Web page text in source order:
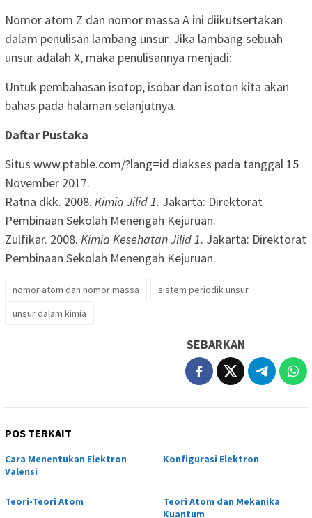
Nomor atom Z dan nomor massa A ini diikutsertakan
dalam penulisan lambang unsur. Jika lambang sebuah
unsur adalah X, maka penulisannya menjadi:
Untuk pembahasan isotop, isobar dan isoton kita akan
bahas pada halaman selanjutnya.
Daftar Pustaka
Situs www.ptable.com/?lang=id diakses pada tanggal 15
November 2017.
Ratna dkk. 2008. Kimia Jilid 1. Jakarta: Direktorat
Pembinaan Sekolah Menengah Kejuruan.
Zulfikar. 2008. Kimia Kesehatan Jilid 1. Jakarta: Direktorat
Pembinaan Sekolah Menengah Kejuruan.
nomor atom dan nomor massa
sistem periodik unsur
unsur dalam kimia
SEBARKAN
POS TERKAIT
Cara Menentukan Elektron
Valensi
Konfigurasi Elektron
Teori-Teori Atom
Teori Atom dan Mekanika
Kuantum